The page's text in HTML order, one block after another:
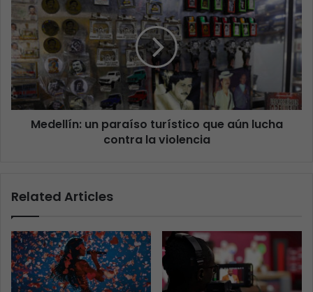
Medellín: un paraíso turístico que aún lucha
contra la violencia
Related Articles